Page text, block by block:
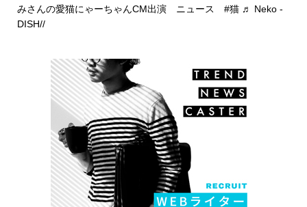
みさんの愛猫にゃーちゃんCM出演 ニュース #猫 ♬ Neko -
DISH//